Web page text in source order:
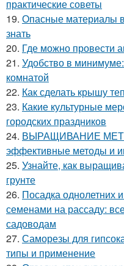
практические советы
19. Опасные материалы в
знать
20. Где можно провести
21. Удобство в
комнатой
22. Как сделать крышу
23. Какие культурные
городских праздников
24. ВЫРАЩИВАНИЕ
эффективные методы и
25. Узнайте, как
грунте
26. Посадка однолетних
семенами на рассаду:
садоводам
27. Саморезы для
типы и применение